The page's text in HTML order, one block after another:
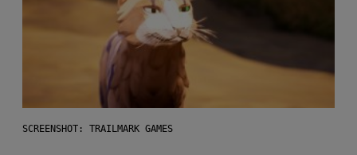
SCREENSHOT: TRAILMARK GAMES